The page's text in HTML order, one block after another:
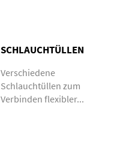
SCHLAUCHTÜLLEN
Verschiedene
Schlauchtüllen zum
Verbinden flexibler...